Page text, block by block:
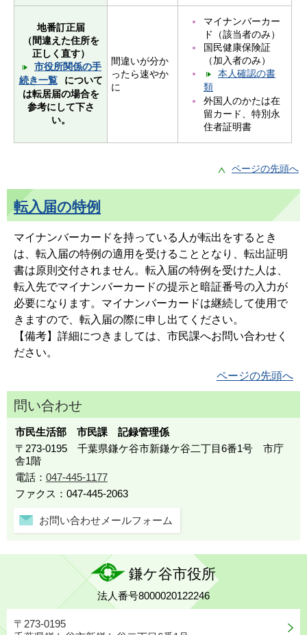
地番訂正届
（間違えた住所を
正しく直す）
市役所関係の手
続き一覧
について
は転居届の場合を
参考にして下さ
い。
間違いが分か
ったら速やか
に
マイナンバーカー
ド（該当者のみ）
国民健康保険証
（加入者のみ）
本人確認の書
類
外国人のかたは在
留カード、特別永
住者証明書
ページの先頭へ
転入届の特例
マイナンバーカードを持っている人が転出をするとき
は、転入届の特例の適用を受けることとなり、転出証明
書は原則交付されません。転入届の特例を受けた人は、
転入先でマイナンバーカードの提示と暗証番号の入力が
必要になります。マイナンバーカードは継続して使用で
きますので、転入届の際に申し出てください。
【備考】詳細につきましては、市民課へお問い合わせく
ださい。
ページの先頭へ
問い合わせ
市民生活部 市民課 記録管理係
〒273-0195 千葉県鎌ケ谷市新鎌ケ谷二丁目6番1号 市庁
舎1階
電話： 047-445-1177
ファクス：047-445-2063
お問い合わせメールフォーム
鎌ケ谷市役所
法人番号8000020122246
〒273-0195